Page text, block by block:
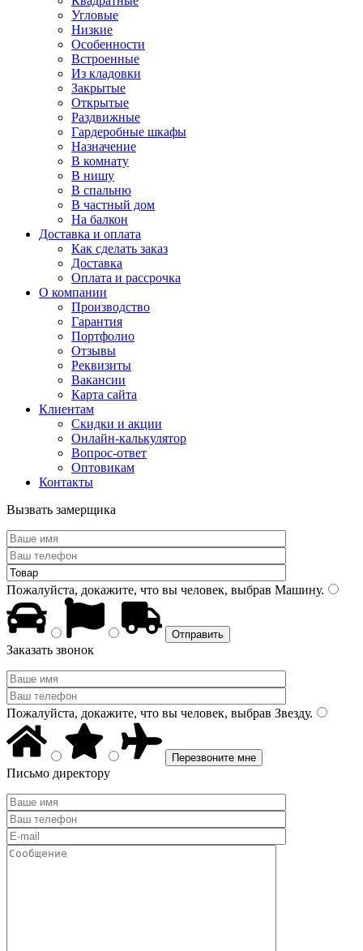
Угловые
Низкие
Особенности
Встроенные
Из кладовки
Закрытые
Открытые
Раздвижные
Гардеробные шкафы
Назначение
В комнату
В нишу
В спальню
В частный дом
На балкон
Доставка и оплата
Как сделать заказ
Доставка
Оплата и рассрочка
О компании
Производство
Гарантия
Портфолио
Отзывы
Реквизиты
Вакансии
Карта сайта
Клиентам
Скидки и акции
Онлайн-калькулятор
Вопрос-ответ
Оптовикам
Контакты
Вызвать замерщика
Пожалуйста, докажите, что вы человек, выбрав Машину.
Заказать звонок
Пожалуйста, докажите, что вы человек, выбрав Звезду.
Письмо директору